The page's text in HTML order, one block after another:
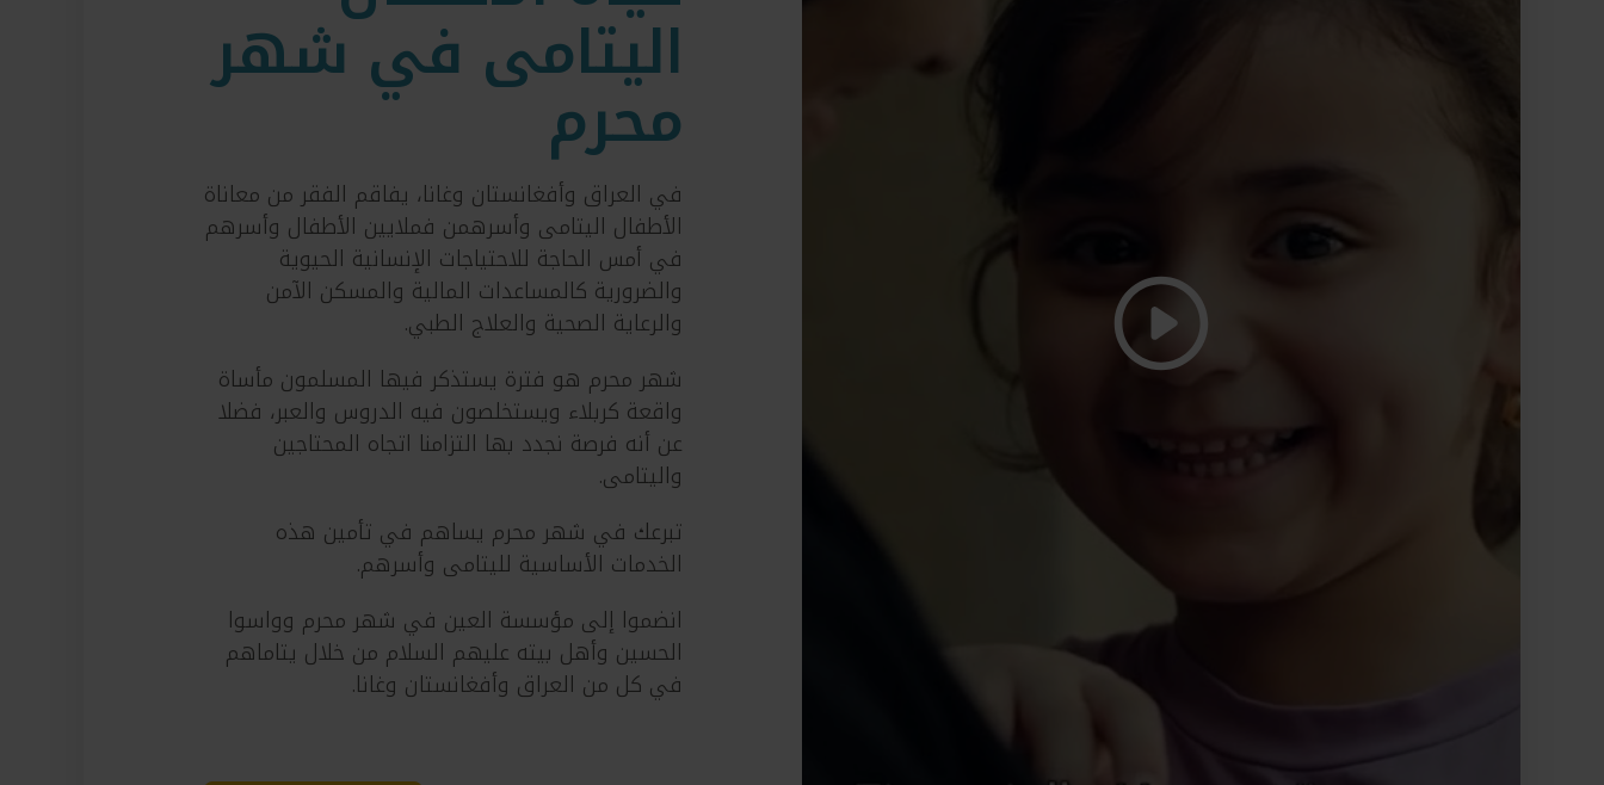
اليتامى في شهر
محرم
في العراق وأفغانستان وغانا، يفاقم الفقر من معاناة
الأطفال اليتامى وأسرهمن فملايين الأطفال وأسرهم
في أمس الحاجة للاحتياجات الإنسانية الحيوية
والضرورية كالمساعدات المالية والمسكن الآمن
والرعاية الصحية والعلاج الطبي.
شهر محرم هو فترة يستذكر فيها المسلمون مأساة
واقعة كربلاء ويستخلصون فيه الدروس والعبر، فضلا
عن أنه فرصة نجدد بها التزامنا اتجاه المحتاجين
واليتامى.
تبرعك في شهر محرم يساهم في تأمين هذه
الخدمات الأساسية لليتامى وأسرهم.
انضموا إلى مؤسسة العين في شهر محرم وواسوا
الحسين وأهل بيته عليهم السلام من خلال يتاماهم
في كل من العراق وأفغانستان وغانا.